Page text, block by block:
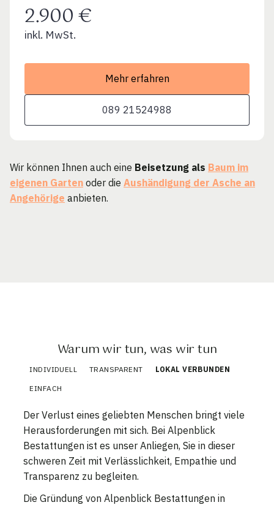
2.900 €
inkl. MwSt.
Mehr erfahren
089 21524988
Wir können Ihnen auch eine Beisetzung als Baum im
eigenen Garten oder die Aushändigung der Asche an
Angehörige anbieten.
Warum wir tun, was wir tun
INDIVIDUELL TRANSPARENT LOKAL VERBUNDEN
EINFACH
Der Verlust eines geliebten Menschen bringt viele
Herausforderungen mit sich. Bei Alpenblick
Bestattungen ist es unser Anliegen, Sie in dieser
schweren Zeit mit Verlässlichkeit, Empathie und
Transparenz zu begleiten.
Die Gründung von Alpenblick Bestattungen in